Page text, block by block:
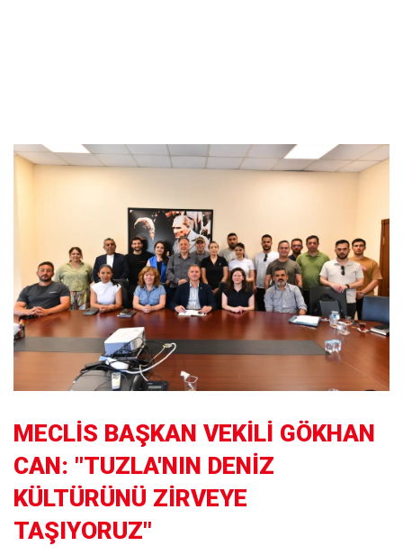
MECLİS BAŞKAN VEKİLİ GÖKHAN
CAN: "TUZLA'NIN DENİZ
KÜLTÜRÜNÜ ZİRVEYE
TAŞIYORUZ"